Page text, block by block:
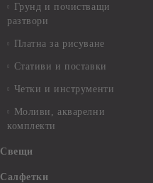
Грунд и почистващи
разтвори
Платна за рисуване
Стативи и поставки
Четки и инструменти
Моливи, акварелни
комплекти
Свещи
Салфетки